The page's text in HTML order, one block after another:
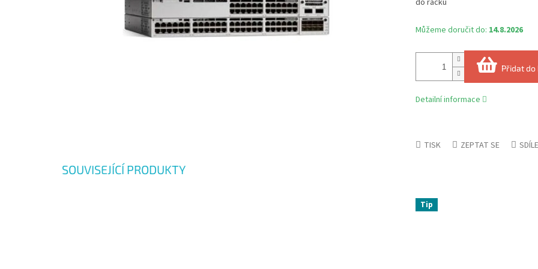
Můžeme doručit do: 14.8.2026
Přidat do
do racku
Detailní informace
TISK ZEPTAT SE
SOUVISEJÍCÍ PRODUKTY
Tip